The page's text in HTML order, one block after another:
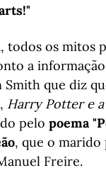
todos os mitos
a
Smith que diz
Harry Potter e
pelo poema
, que o
Freire.